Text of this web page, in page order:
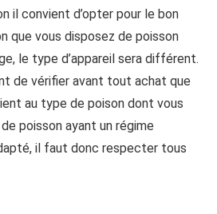
il convient d’opter pour le bon
que vous disposez de poisson
le type d’appareil sera différent.
de vérifier avant tout achat que
au type de poison dont vous
poisson ayant un régime
il faut donc respecter tous